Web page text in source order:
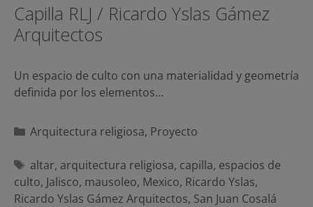
Capilla RLJ / Ricardo Yslas Gámez
Arquitectos
Un espacio de culto con una materialidad y geometría
definida por los elementos…
Categorías
Arquitectura religiosa, Proyecto
Etiquetas
altar, arquitectura religiosa, capilla, espacios de
culto, Jalisco, mausoleo, Mexico, Ricardo Yslas,
Ricardo Yslas Gámez Arquitectos, San Juan Cosalá